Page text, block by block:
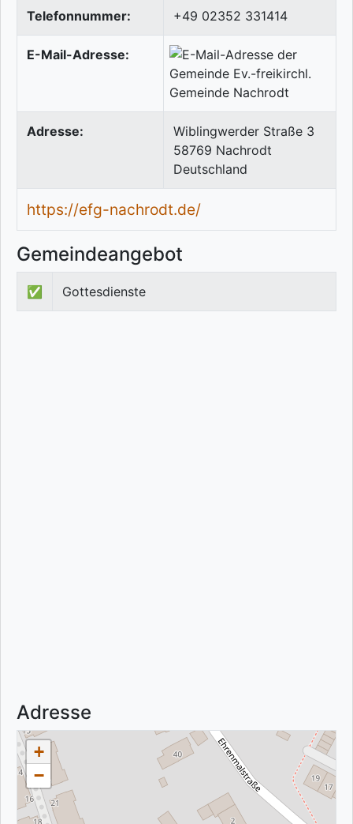
Telefonnummer: +49 02352 331414
E-Mail-Adresse:
Adresse:
Wiblingwerder Straße 3
58769 Nachrodt
Deutschland
https://efg-nachrodt.de/
Gemeindeangebot
✅ Gottesdienste
Adresse
+
−